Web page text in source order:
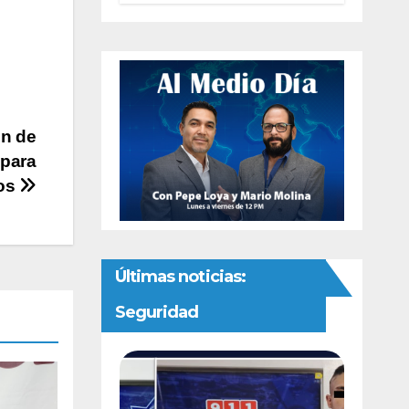
de
Últimas noticias:
Seguridad